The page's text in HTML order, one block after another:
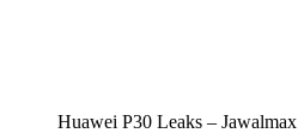
Huawei P30 Leaks – Jawalmax